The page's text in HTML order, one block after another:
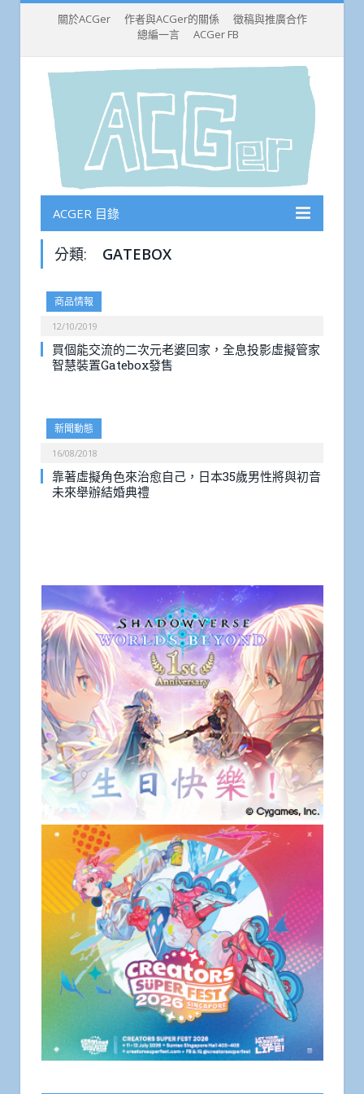
關於ACGer 作者與ACGer的關係
徵稿與推廣合作
總編一言
ACGer FB
ACGER 目錄
分類: GATEBOX
商品情報
12/10/2019
買個能交流的二次元老婆回家，全息投影虛擬管家
智慧裝置Gatebox發售
新聞動態
16/08/2018
靠著虛擬角色來治愈自己，日本35歲男性將與初音
未來舉辦結婚典禮